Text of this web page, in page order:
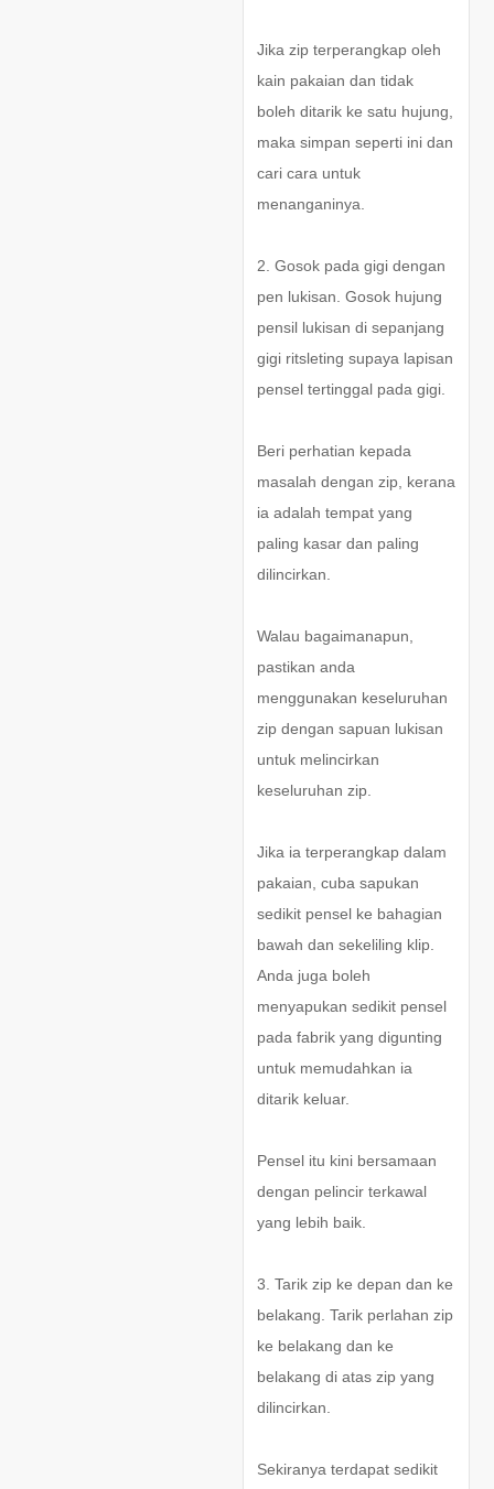
Jika zip terperangkap oleh
kain pakaian dan tidak
boleh ditarik ke satu hujung,
maka simpan seperti ini dan
cari cara untuk
menanganinya.
2. Gosok pada gigi dengan
pen lukisan. Gosok hujung
pensil lukisan di sepanjang
gigi ritsleting supaya lapisan
pensel tertinggal pada gigi.
Beri perhatian kepada
masalah dengan zip, kerana
ia adalah tempat yang
paling kasar dan paling
dilincirkan.
Walau bagaimanapun,
pastikan anda
menggunakan keseluruhan
zip dengan sapuan lukisan
untuk melincirkan
keseluruhan zip.
Jika ia terperangkap dalam
pakaian, cuba sapukan
sedikit pensel ke bahagian
bawah dan sekeliling klip.
Anda juga boleh
menyapukan sedikit pensel
pada fabrik yang digunting
untuk memudahkan ia
ditarik keluar.
Pensel itu kini bersamaan
dengan pelincir terkawal
yang lebih baik.
3. Tarik zip ke depan dan ke
belakang. Tarik perlahan zip
ke belakang dan ke
belakang di atas zip yang
dilincirkan.
Sekiranya terdapat sedikit